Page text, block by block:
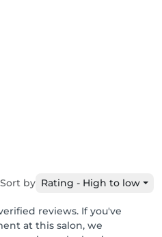
Sort by Rating - High to low
reviews. If you've
at this salon, we